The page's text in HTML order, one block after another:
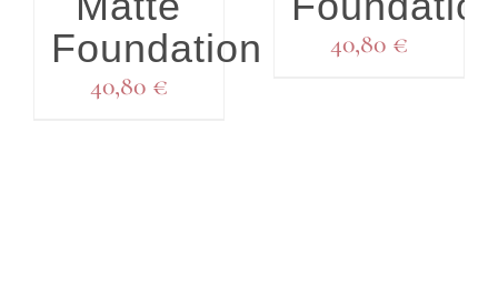
Foundation
40,80 €
40,80 €